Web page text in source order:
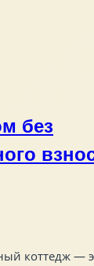
без
коттедж —